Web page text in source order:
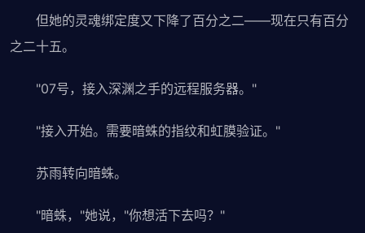
但她的灵魂绑定度又下降了百分之二——现在只有百分
之二十五。
"07号，接入深渊之手的远程服务器。"
"接入开始。需要暗蛛的指纹和虹膜验证。"
苏雨转向暗蛛。
"暗蛛，"她说，"你想活下去吗？"